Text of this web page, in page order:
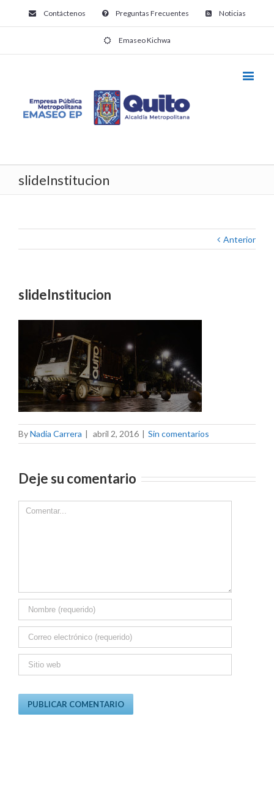
Contáctenos Preguntas Frecuentes Noticias
Emaseo Kichwa
slideInstitucion
Anterior
slideInstitucion
ByNadia Carrera | abril 2, 2016 | Sin comentarios
Deje su comentario
Comment